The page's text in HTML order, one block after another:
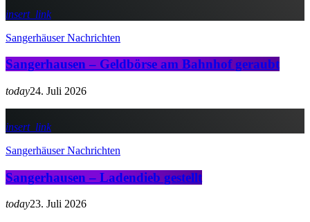
insert_link
Sangerhäuser Nachrichten
Sangerhausen – Geldbörse am Bahnhof geraubt
today24. Juli 2026
insert_link
Sangerhäuser Nachrichten
Sangerhausen – Ladendieb gestellt
today23. Juli 2026